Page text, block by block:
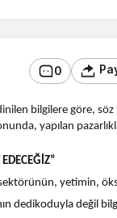
0
bilgilere göre, söz
yapılan
yetimin,
dedikoduyla değil